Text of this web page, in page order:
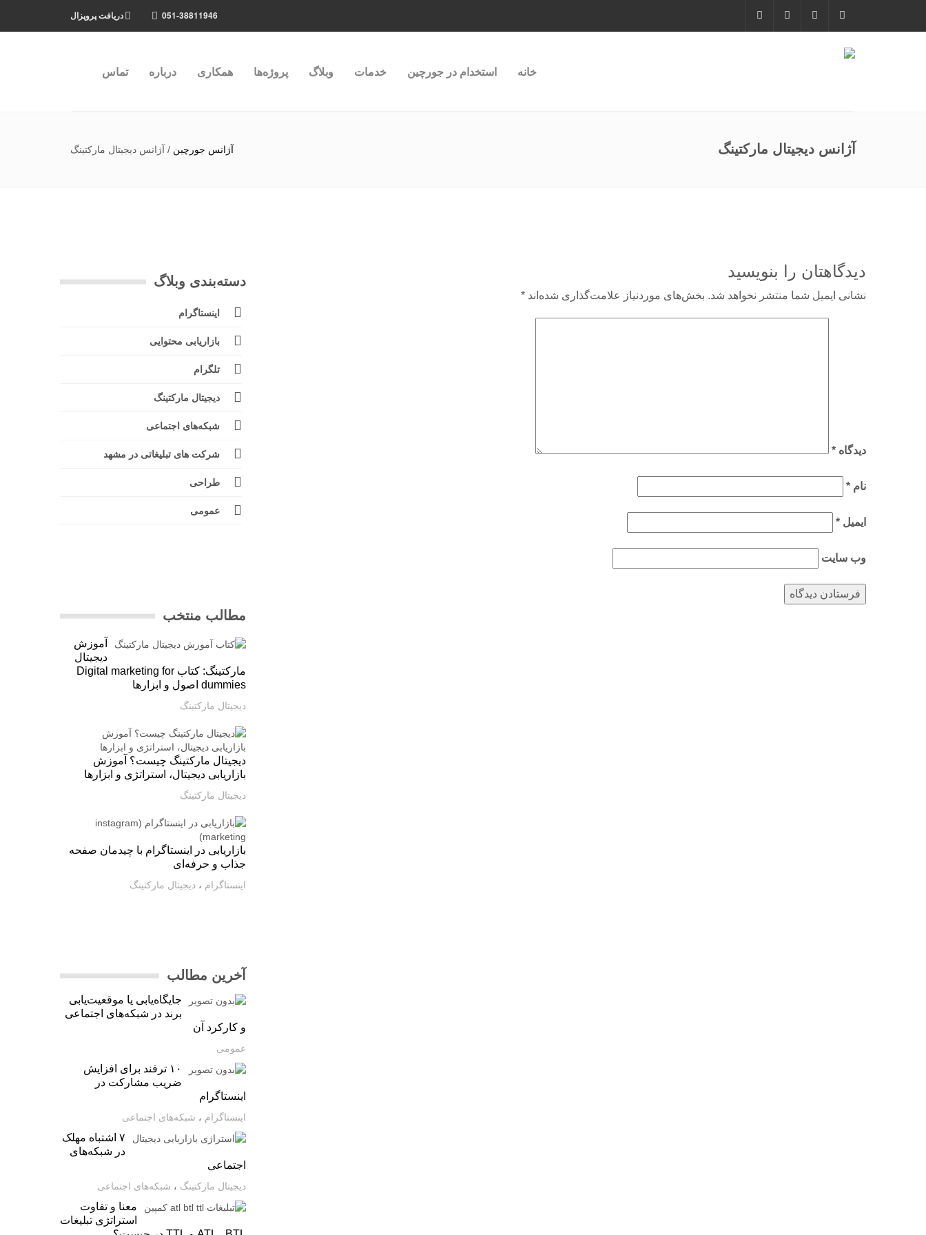
دریافت پروپزال 051-38811946
خانه استخدام در جورچین خدمات وبلاگ پروژه‌ها همکاری درباره تماس
آژانس دیجیتال مارکتینگ آژانس جورچین / آژانس دیجیتال مارکتینگ
دیدگاهتان را بنویسید
نشانی ایمیل شما منتشر نخواهد شد. بخش‌های موردنیاز علامت‌گذاری شده‌اند *
دیدگاه *
نام *
ایمیل *
وب‌ سایت
دسته‌بندی وبلاگ
اینستاگرام
بازاریابی محتوایی
تلگرام
دیجیتال مارکتینگ
شبکه‌های اجتماعی
شرکت های تبلیغاتی در مشهد
طراحی
عمومی
مطالب منتخب
آموزش
دیجیتال
مارکتینگ: کتاب Digital marketing for
dummies اصول و ابزارها
دیجیتال مارکتینگ
دیجیتال مارکتینگ چیست؟ آموزش
بازاریابی دیجیتال، استراتژی و ابزارها
دیجیتال مارکتینگ
بازاریابی در اینستاگرام با چیدمان صفحه
جذاب و حرفه‌ای
اینستاگرام ، دیجیتال مارکتینگ
آخرین مطالب
جایگاه‌یابی یا موقعیت‌یابی
برند در شبکه‌های اجتماعی
و کارکرد آن
عمومی
۱۰ ترفند برای افزایش
ضریب مشارکت در
اینستاگرام
اینستاگرام ، شبکه‌های اجتماعی
۷ اشتباه مهلک
در شبکه‌های
اجتماعی
دیجیتال مارکتینگ ، شبکه‌های اجتماعی
معنا و تفاوت
استراتژی تبلیغات